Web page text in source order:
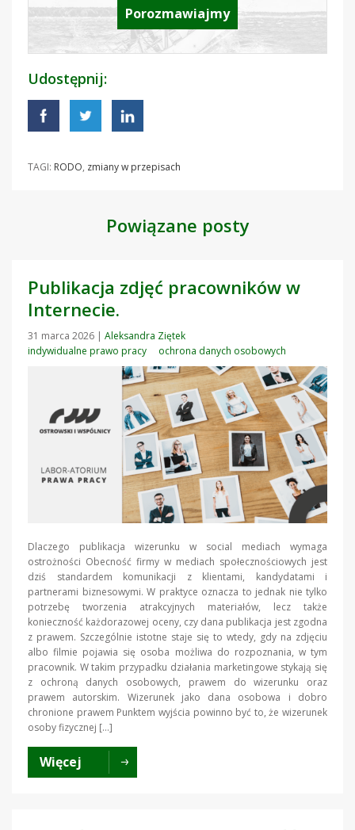
Porozmawiajmy
Udostępnij:
TAGI: RODO, zmiany w przepisach
Powiązane posty
Publikacja zdjęć pracowników w
Internecie.
31 marca 2026 | Aleksandra Ziętek
indywidualne prawo pracy
ochrona danych osobowych
Dlaczego publikacja wizerunku w social mediach wymaga
ostrożności Obecność firmy w mediach społecznościowych jest
dziś standardem komunikacji z klientami, kandydatami i
partnerami biznesowymi. W praktyce oznacza to jednak nie tylko
potrzebę tworzenia atrakcyjnych materiałów, lecz także
konieczność każdorazowej oceny, czy dana publikacja jest zgodna
z prawem. Szczególnie istotne staje się to wtedy, gdy na zdjęciu
albo filmie pojawia się osoba możliwa do rozpoznania, w tym
pracownik. W takim przypadku działania marketingowe stykają się
z ochroną danych osobowych, prawem do wizerunku oraz
prawem autorskim. Wizerunek jako dana osobowa i dobro
chronione prawem Punktem wyjścia powinno być to, że wizerunek
osoby fizycznej […]
Więcej